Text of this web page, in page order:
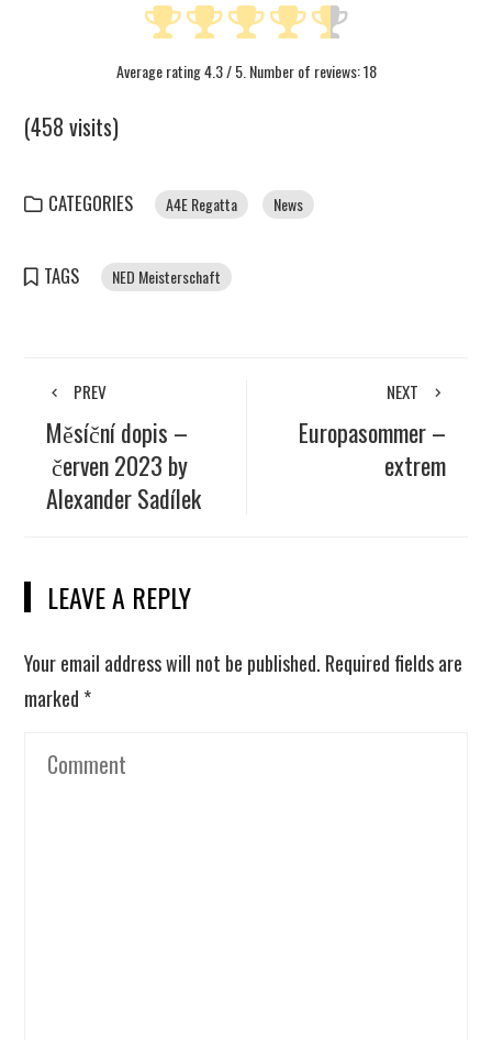
Average rating4.3/ 5. Number of reviews:18
(458 visits)
CATEGORIES A4E Regatta News
TAGS NED Meisterschaft
PREV
Měsíční dopis –
červen 2023 by
Alexander Sadílek
NEXT
Europasommer –
extrem
LEAVE A REPLY
Your email address will not be published. Required fields are
marked *